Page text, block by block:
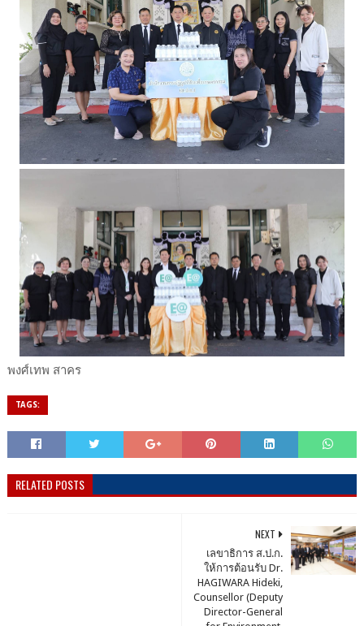
พงศ์เทพ สาคร
TAGS:
RELATED POSTS
NEXT
เลขาธิการ ส.ป.ก.
ให้การต้อนรับ Dr.
HAGIWARA Hideki,
Counsellor (Deputy
Director-General